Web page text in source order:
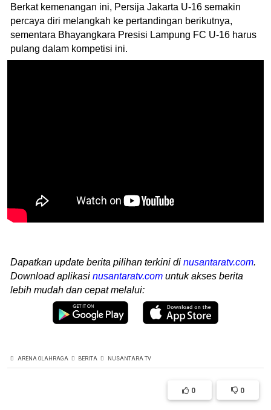
Berkat kemenangan ini, Persija Jakarta U-16 semakin
percaya diri melangkah ke pertandingan berikutnya,
sementara Bhayangkara Presisi Lampung FC U-16 harus
pulang dalam kompetisi ini.
Dapatkan update berita pilihan terkini di nusantaratv.com.
Download aplikasi nusantaratv.com untuk akses berita
lebih mudah dan cepat melalui:
ARENA OLAHRAGA BERITA NUSANTARA TV
0 0